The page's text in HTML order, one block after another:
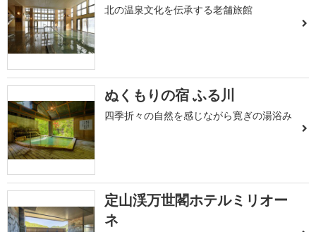
北の温泉文化を伝承する老舗旅館
ぬくもりの宿 ふる川
四季折々の自然を感じながら寛ぎの湯浴み
定山渓万世閣ホテルミリオー
ネ